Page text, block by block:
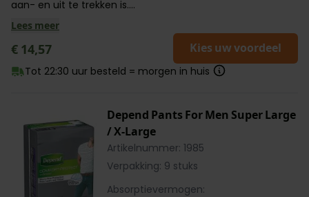
aan- en uit te trekken is....
Lees meer
€ 14,57 Kies uw voordeel
Tot 22:30 uur besteld = morgen in huis
Depend Pants For Men Super Large
/ X-Large
Artikelnummer: 1985
Verpakking: 9 stuks
Absorptievermogen: